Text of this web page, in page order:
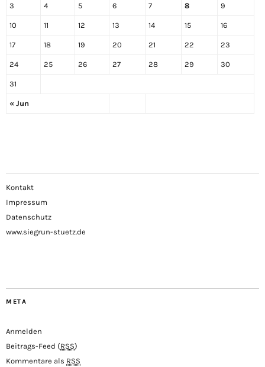
« Jun
3 4 5 6 7 8 9
10 11 12 13 14 15 16
17 18 19 20 21 22 23
24 25 26 27 28 29 30
31
Kontakt
Impressum
Datenschutz
www.siegrun-stuetz.de
META
Anmelden
Beitrags-Feed (RSS)
Kommentare als RSS